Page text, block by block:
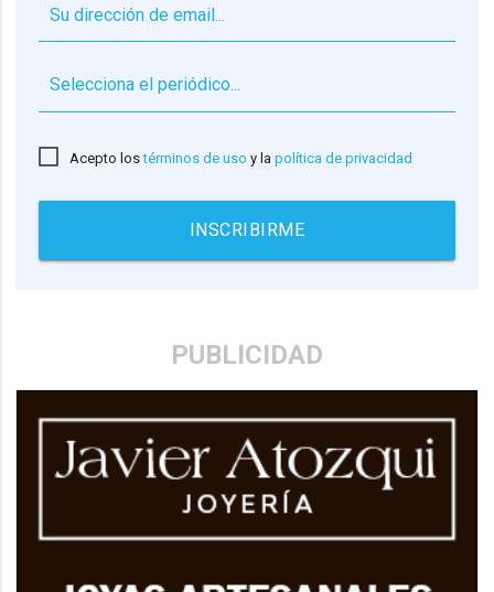
Acepto lostérminos de uso y lapolítica de privacidad
INSCRIBIRME
PUBLICIDAD